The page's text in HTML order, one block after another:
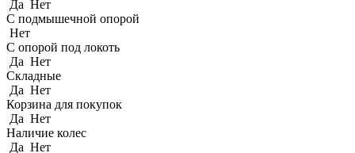
Да Нет
С подмышечной опорой
Нет
С опорой под локоть
Да Нет
Складные
Да Нет
Корзина для покупок
Да Нет
Наличие колес
Да Нет